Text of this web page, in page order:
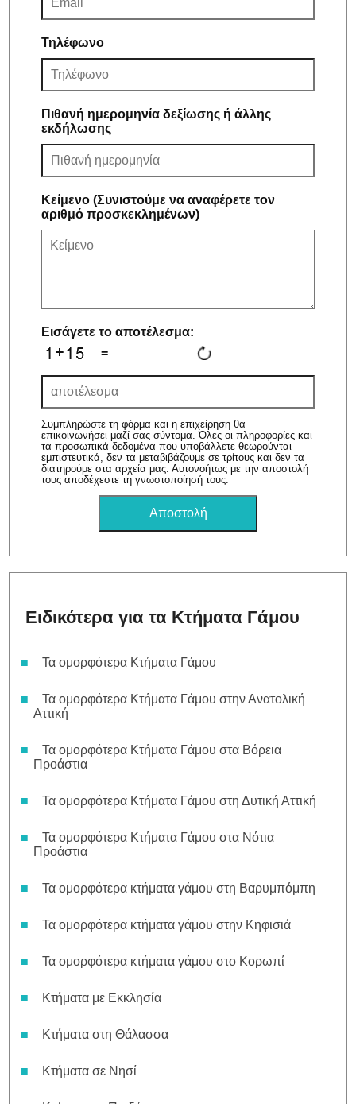
Τηλέφωνο
Πιθανή ημερομηνία δεξίωσης ή άλλης
εκδήλωσης
Κείμενο (Συνιστούμε να αναφέρετε τον
αριθμό προσκεκλημένων)
Εισάγετε το αποτέλεσμα:
=
Συμπληρώστε τη φόρμα και η επιχείρηση θα
επικοινωνήσει μαζί σας σύντομα. Όλες οι πληροφορίες και
τα προσωπικά δεδομένα που υποβάλλετε θεωρούνται
εμπιστευτικά, δεν τα μεταβιβάζουμε σε τρίτους και δεν τα
διατηρούμε στα αρχεία μας. Αυτονοήτως με την αποστολή
τους αποδέχεστε τη γνωστοποίησή τους.
Ειδικότερα για τα Κτήματα Γάμου
Τα ομορφότερα Κτήματα Γάμου
Τα ομορφότερα Κτήματα Γάμου στην Ανατολική
Αττική
Τα ομορφότερα Κτήματα Γάμου στα Βόρεια
Προάστια
Τα ομορφότερα Κτήματα Γάμου στη Δυτική Αττική
Τα ομορφότερα Κτήματα Γάμου στα Νότια
Προάστια
Τα ομορφότερα κτήματα γάμου στη Βαρυμπόμπη
Τα ομορφότερα κτήματα γάμου στην Κηφισιά
Τα ομορφότερα κτήματα γάμου στο Κορωπί
Κτήματα με Εκκλησία
Κτήματα στη Θάλασσα
Κτήματα σε Νησί